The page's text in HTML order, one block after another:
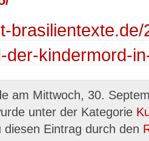
der-kindermord-
am Mittwoch, 30.
unter der Kategorie
Eintrag durch den